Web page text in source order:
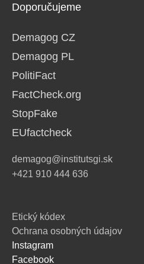
Doporučujeme
Demagog CZ
Demagog PL
PolitiFact
FactCheck.org
StopFake
EUfactcheck
demagog@institutsgi.sk
+421 910 444 636
Etický kódex
Ochrana osobných údajov
Instagram
Facebook